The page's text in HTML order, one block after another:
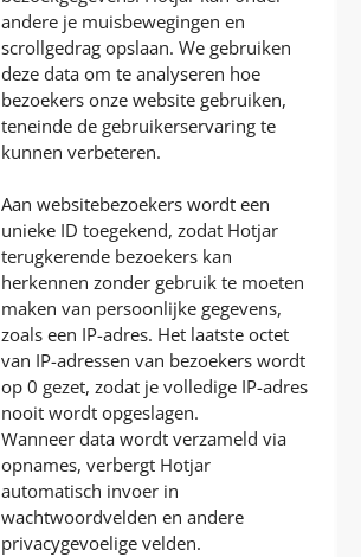
andere je muisbewegingen en
scrollgedrag opslaan. We gebruiken
deze data om te analyseren hoe
bezoekers onze website gebruiken,
teneinde de gebruikerservaring te
kunnen verbeteren.
Aan websitebezoekers wordt een
unieke ID toegekend, zodat Hotjar
terugkerende bezoekers kan
herkennen zonder gebruik te moeten
maken van persoonlijke gegevens,
zoals een IP-adres. Het laatste octet
van IP-adressen van bezoekers wordt
op 0 gezet, zodat je volledige IP-adres
nooit wordt opgeslagen.
Wanneer data wordt verzameld via
opnames, verbergt Hotjar
automatisch invoer in
wachtwoordvelden en andere
privacygevoelige velden.